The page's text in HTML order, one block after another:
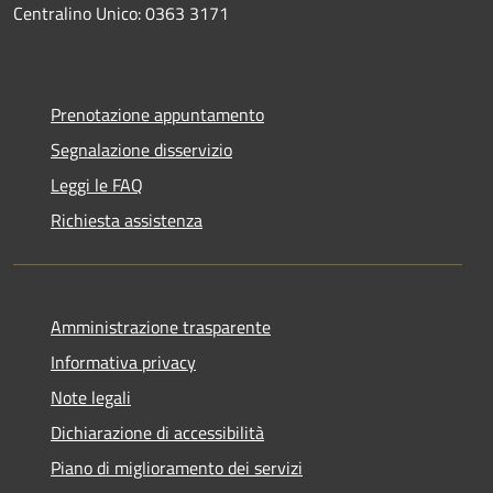
Centralino Unico: 0363 3171
Prenotazione appuntamento
Segnalazione disservizio
Leggi le FAQ
Richiesta assistenza
Amministrazione trasparente
Informativa privacy
Note legali
Dichiarazione di accessibilità
Piano di miglioramento dei servizi